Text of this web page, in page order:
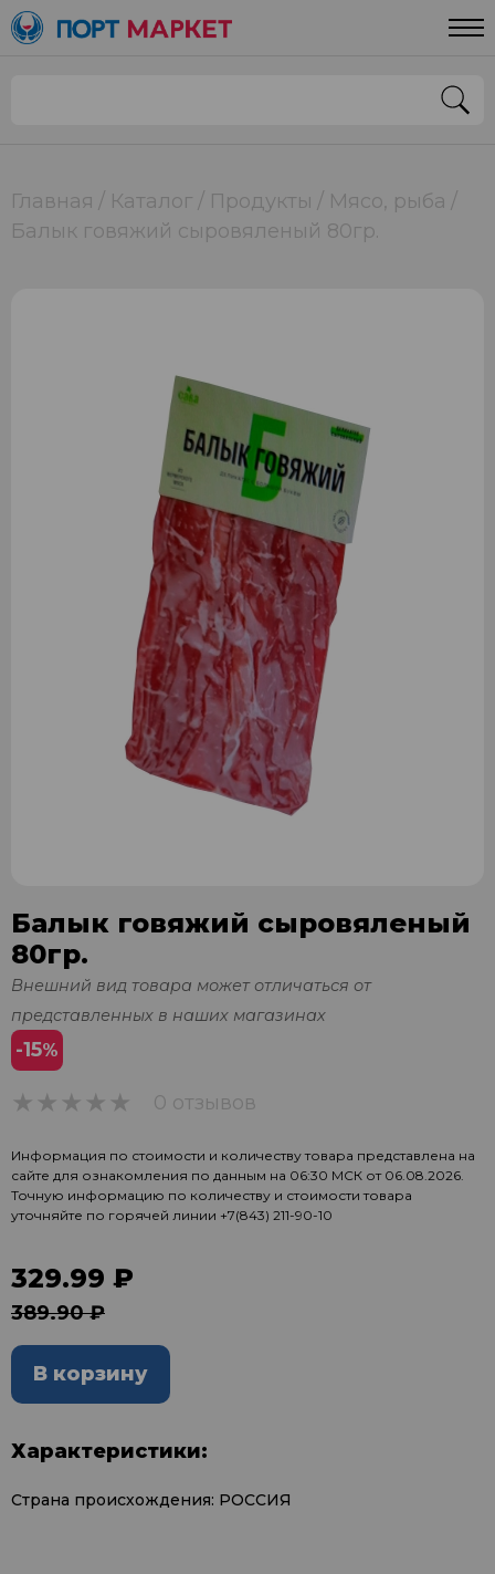
Главная Каталог Продукты
Мясо, рыба
Балык говяжий сыровяленый 80гр.
Балык говяжий сыровяленый
80гр.
Внешний вид товара может отличаться от
представленных в наших магазинах
-15%
0 отзывов
Информация по стоимости и количеству товара представлена на
сайте для ознакомления по данным на 06:30 МСК от 06.08.2026.
Точную информацию по количеству и стоимости товара
уточняйте по горячей линии +7(843) 211-90-10
329.99 ₽
389.90 ₽
В корзину
Характеристики:
Страна происхождения: РОССИЯ